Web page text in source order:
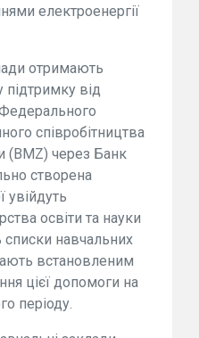
електроенергії
отримають
від
співробітництва
(BMZ) через Банк
створена
увійдуть
освіти та науки
навчальних
встановленим
цієї допомоги на
періоду.